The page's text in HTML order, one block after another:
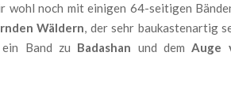
wohl noch mit einigen 64-seitigen
Wäldern, der sehr baukastenartig
ein Band zu Badashan und demAuge